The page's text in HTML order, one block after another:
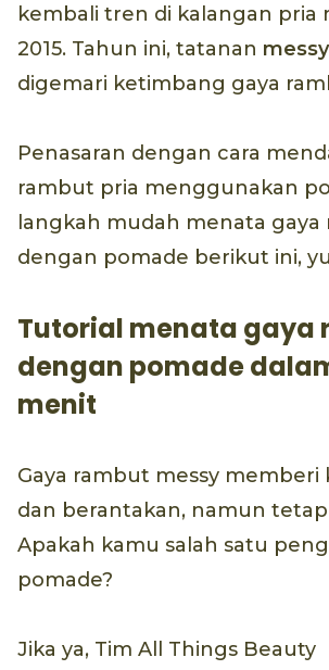
kembali tren di kalangan pria
2015. Tahun ini, tatanan messy
digemari ketimbang gaya
Penasaran dengan cara
rambut pria menggunakan
langkah mudah menata gaya
dengan pomade berikut ini,
Tutorial menata gaya
dengan pomade
menit
Gaya rambut messy memberi
dan berantakan, namun tetap
Apakah kamu salah satu
pomade?
Jika ya, Tim All Things Beauty